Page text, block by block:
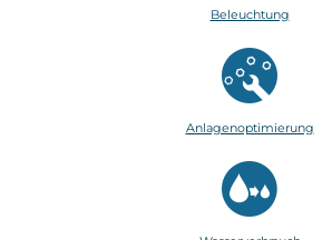
Beleuchtung
Anlagenoptimierung